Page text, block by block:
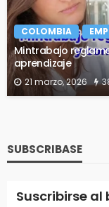
COLOMBIA
Mintrabajo
aprendizaje
21 marzo, 2026
SUBSCRIBASE
Suscribirse